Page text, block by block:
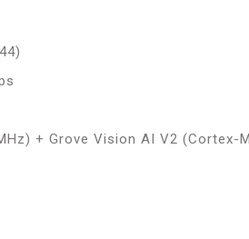
+ Grove Vision AI V2 (Cortex-